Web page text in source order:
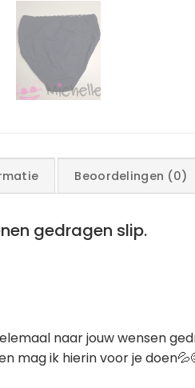
Beoordelingen (0)
gedragen slip.
naar jouw wensen
mag ik hierin voor je